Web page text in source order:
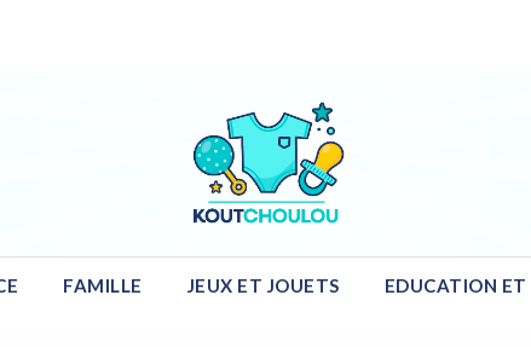
: Blog
FAMILLE JEUX ET JOUETS EDUCATION ET